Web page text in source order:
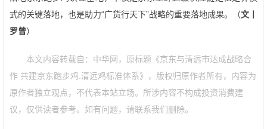
式的关键落地，也是助力“广货行天下”战略的重要落地成果。（文丨
罗曾）
本文内容转载自：中华网，原标题《京东与清远市达成战略合
作 共建京东跑步鸡.清远鸡标准体系》，版权归原作者所有，内容为
原作者独立观点，不代表本站立场。所涉内容不构成投资消费建
议，仅供读者参考。如有问题，请联系我们删除。